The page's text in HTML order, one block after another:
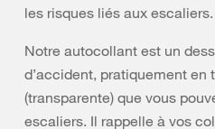
les risques liés aux escaliers.
Notre autocollant est un
d’accident, pratiquement en
(transparente) que vous
escaliers. Il rappelle à vos